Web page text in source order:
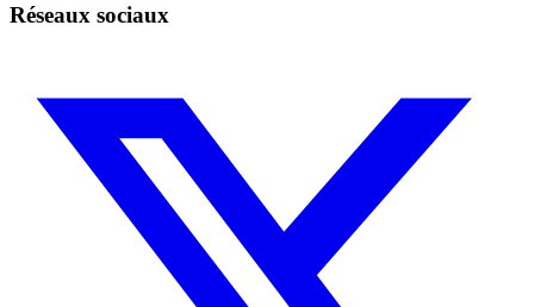
Réseaux sociaux